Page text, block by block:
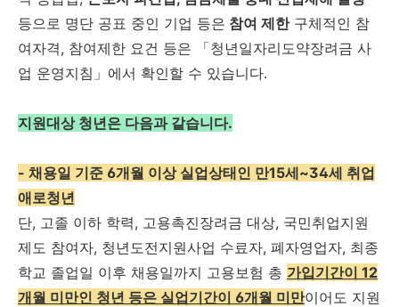
등으로 명단 공표 중인 기업 등은 참여 제한구체적인 참
여자격, 참여제한 요건 등은 「청년일자리도약장려금 사
업 운영지침」에서 확인할 수 있습니다.
지원대상 청년은 다음과 같습니다.
- 채용일 기준 6개월 이상 실업상태인 만15세~34세 취업
애로청년
단, 고졸 이하 학력, 고용촉진장려금 대상, 국민취업지원
제도 참여자, 청년도전지원사업 수료자, 폐자영업자, 최종
학교 졸업일 이후 채용일까지 고용보험 총 가입기간이 12
개월 미만인 청년 등은 실업기간이 6개월 미만이어도 지원